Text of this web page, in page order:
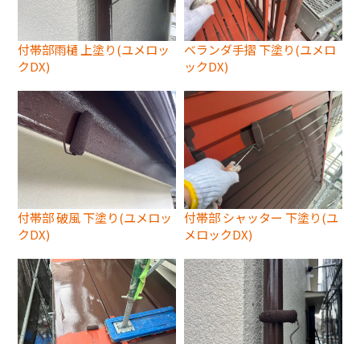
付帯部雨樋 上塗り(ユメロッ
クDX)
ベランダ手摺 下塗り(ユメロ
ックDX)
付帯部 破風 下塗り(ユメロッ
クDX)
付帯部 シャッター 下塗り(ユ
メロックDX)